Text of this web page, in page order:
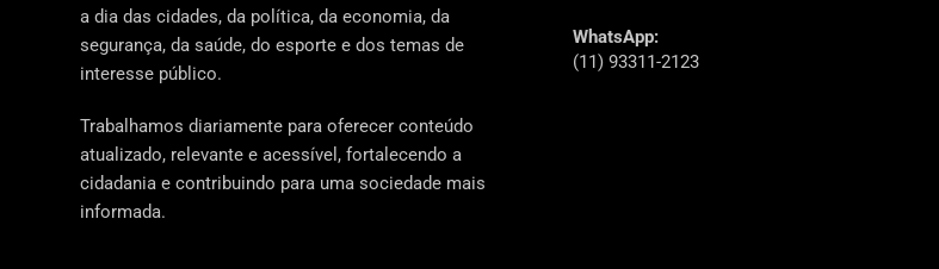
a dia das cidades, da política, da economia, da
segurança, da saúde, do esporte e dos temas de
interesse público.
Trabalhamos diariamente para oferecer conteúdo
atualizado, relevante e acessível, fortalecendo a
cidadania e contribuindo para uma sociedade mais
informada.
WhatsApp:
(11) 93311-2123